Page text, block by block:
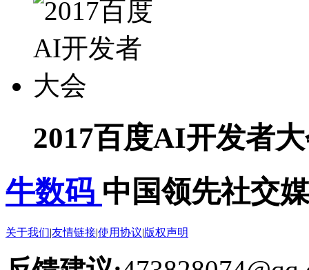
2017百度AI开发者
牛数码 中国领先社交
关于我们|友情链接|使用协议|版权声明